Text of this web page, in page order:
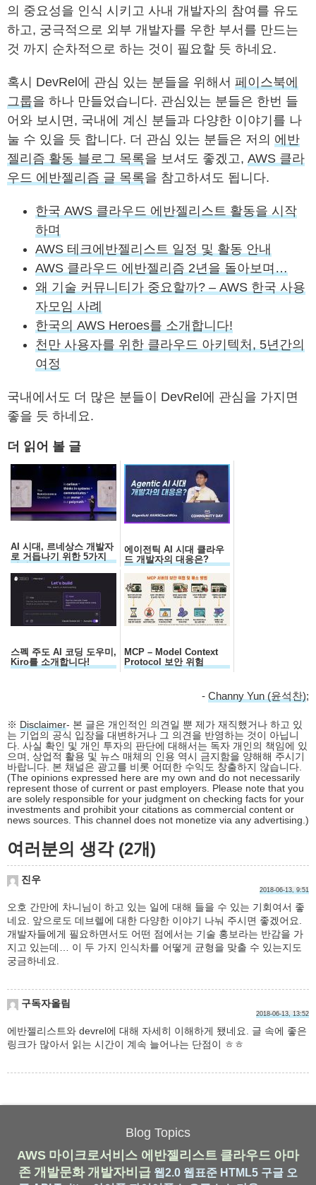
의 중요성을 인식 시키고 사내 개발자의 참여를 유도
하고, 궁극적으로 외부 개발자를 우한 부서를 만드는
것 까지 순차적으로 하는 것이 필요할 듯 하네요.
혹시 DevRel에 관심 있는 분들을 위해서 페이스북에
그룹을 하나 만들었습니다. 관심있는 분들은 한번 들
어와 보시면, 국내에 계신 분들과 다양한 이야기를 나
눌 수 있을 듯 합니다. 더 관심 있는 분들은 저의 에반
젤리즘 활동 블로그 목록을 보셔도 좋겠고, AWS 클라
우드 에반젤리즘 글 목록을 참고하셔도 됩니다.
한국 AWS 클라우드 에반젤리스트 활동을 시작
하며
AWS 테크에반젤리스트 일정 및 활동 안내
AWS 클라우드 에반젤리즘 2년을 돌아보며…
왜 기술 커뮤니티가 중요할까? – AWS 한국 사용
자모임 사례
한국의 AWS Heroes를 소개합니다!
천만 사용자를 위한 클라우드 아키텍처, 5년간의
여정
국내에서도 더 많은 분들이 DevRel에 관심을 가지면
좋을 듯 하네요.
더 읽어 볼 글
AI 시대, 르네상스 개발자
로 거듭나기 위한 5가지
자질
에이전틱 AI 시대 클라우
드 개발자의 대응은?
스펙 주도 AI 코딩 도우미,
Kiro를 소개합니다!
MCP – Model Context
Protocol 보안 위험
- Channy Yun (윤석찬);
※ Disclaimer- 본 글은 개인적인 의견일 뿐 제가 재직했거나 하고 있
는 기업의 공식 입장을 대변하거나 그 의견을 반영하는 것이 아닙니
다. 사실 확인 및 개인 투자의 판단에 대해서는 독자 개인의 책임에 있
으며, 상업적 활용 및 뉴스 매체의 인용 역시 금지함을 양해해 주시기
바랍니다. 본 채널은 광고를 비롯 어떠한 수익도 창출하지 않습니다.
(The opinions expressed here are my own and do not necessarily
represent those of current or past employers. Please note that you
are solely responsible for your judgment on checking facts for your
investments and prohibit your citations as commercial content or
news sources. This channel does not monetize via any advertising.)
여러분의 생각 (2개)
진우
2018-06-13, 9:51
오호 간만에 차니님이 하고 있는 일에 대해 들을 수 있는 기회여서 좋
네요. 앞으로도 데브렐에 대한 다양한 이야기 나눠 주시면 좋겠어요.
개발자들에게 필요하면서도 어떤 점에서는 기술 홍보라는 반감을 가
지고 있는데… 이 두 가지 인식차를 어떻게 균형을 맞출 수 있는지도
궁금하네요.
구독자올림
2018-06-13, 13:52
에반젤리스트와 devrel에 대해 자세히 이해하게 됐네요. 글 속에 좋은
링크가 많아서 읽는 시간이 계속 늘어나는 단점이 ㅎㅎ
Blog Topics
AWS 마이크로서비스 에반젤리스트 클라우드 아마
존 개발문화 개발자비급 웹2.0 웹표준 HTML5 구글 오